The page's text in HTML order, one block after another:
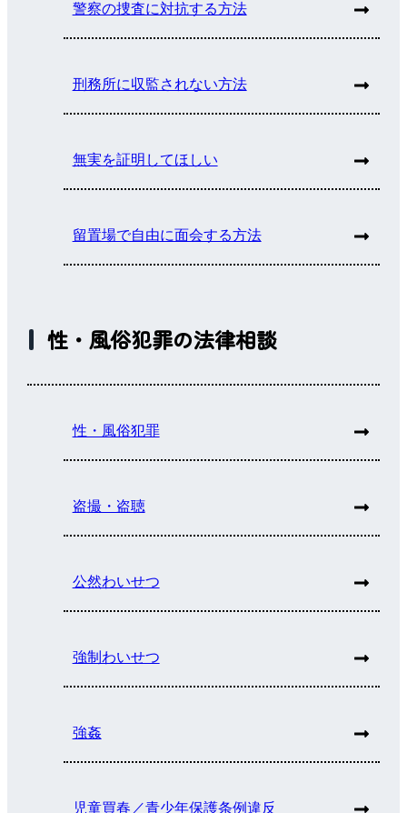
警察の捜査に対抗する方法
刑務所に収監されない方法
無実を証明してほしい
留置場で自由に面会する方法
性・風俗犯罪の法律相談
性・風俗犯罪
盗撮・盗聴
公然わいせつ
強制わいせつ
強姦
児童買春／青少年保護条例違反